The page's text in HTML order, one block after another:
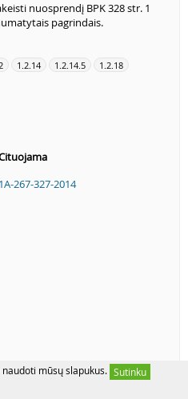
mūsų slapukus. Sutinku
nuosprendį BPK 328 str. 1
pagrindais.
1.2.14 1.2.14.5
1.2.18
1A-267-327-2014